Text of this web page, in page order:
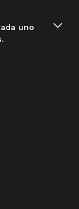
uno